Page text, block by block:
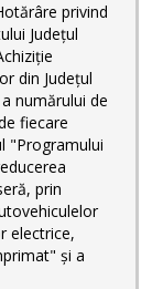
privind
Județul
din Județul
numărului de
fiecare
"Programului
prin
electrice,
și a